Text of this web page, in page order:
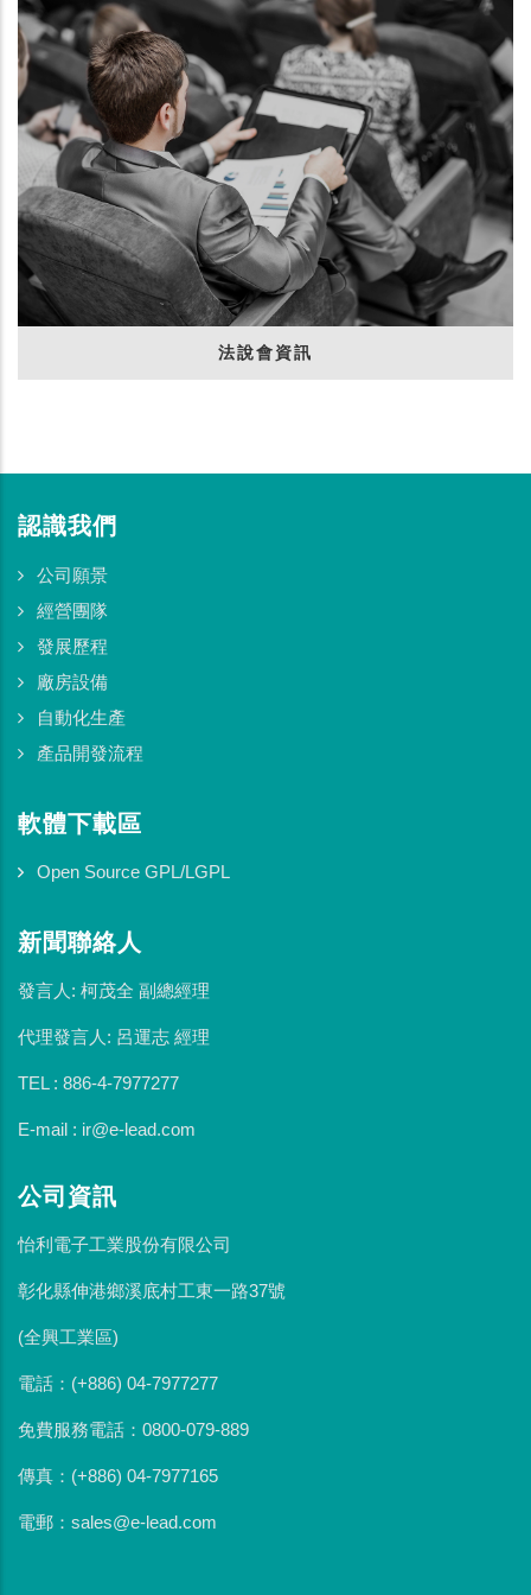
法說會資訊
認識我們
公司願景
經營團隊
發展歷程
廠房設備
自動化生產
產品開發流程
軟體下載區
Open Source GPL/LGPL
新聞聯絡人
發言人: 柯茂全 副總經理
代理發言人: 呂運志 經理
TEL : 886-4-7977277
E-mail : ir@e-lead.com
公司資訊
怡利電子工業股份有限公司
彰化縣伸港鄉溪底村工東一路37號
(全興工業區)
電話：(+886) 04-7977277
免費服務電話：0800-079-889
傳真：(+886) 04-7977165
電郵：sales@e-lead.com